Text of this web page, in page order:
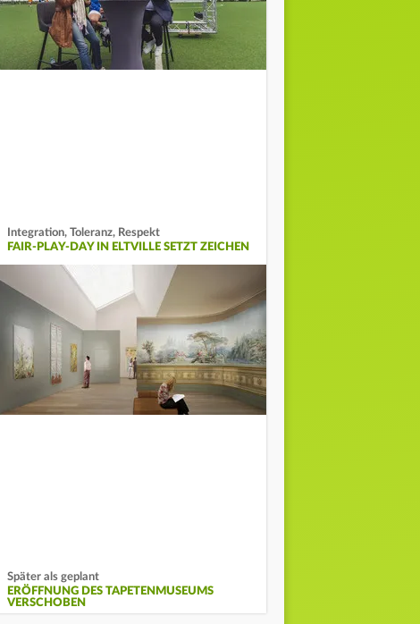
Integration, Toleranz, Respekt
FAIR-PLAY-DAY IN ELTVILLE SETZT ZEICHEN
Später als geplant
ERÖFFNUNG DES TAPETENMUSEUMS
VERSCHOBEN